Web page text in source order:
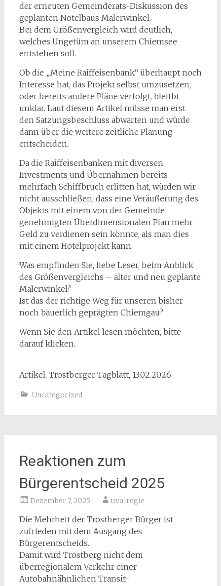
der erneuten Gemeinderats-Diskussion des
geplanten Notelbaus Malerwinkel.
Bei dem Größenvergleich wird deutlich,
welches Ungetüm an unserem Chiemsee
entstehen soll.
Ob die „Meine Raiffeisenbank“ überhaupt noch
Interesse hat, das Projekt selbst umzusetzen,
oder bereits andere Pläne verfolgt, bleitbt
unklar. Laut diesem Artikel müsse man erst
den Satzungsbeschluss abwarten und würde
dann über die weitere zeitliche Planung
entscheiden.
Da die Raiffeisenbanken mit diversen
Investments und Übernahmen bereits
mehrfach Schiffbruch erlitten hat, würden wir
nicht ausschließen, dass eine Veräußerung des
Objekts mit einem von der Gemeinde
genehmigten Überdimensionalen Plan mehr
Geld zu verdienen sein könnte, als man dies
mit einem Hotelprojekt kann.
Was empfinden Sie, liebe Leser, beim Anblick
des Größenvergleichs – alter und neu geplante
Malerwinkel?
Ist das der richtige Weg für unseren bisher
noch bäuerlich geprägten Chiemgau?
Wenn Sie den Artikel lesen möchten, bitte
darauf klicken.
Artikel, Trostberger Tagblatt, 13.02.2026
Uncategorized
Reaktionen zum
Bürgerentscheid 2025
Dezember 7, 2025 uva-regie
Die Mehrheit der Trostberger Bürger ist
zufrieden mit dem Ausgang des
Bürgerentscheids.
Damit wird Trostberg nicht dem
überregionalem Verkehr einer
Autobahnähnlichen Transit-